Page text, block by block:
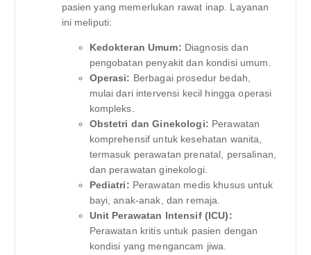
pasien yang memerlukan rawat inap. Layanan
ini meliputi:
Kedokteran Umum: Diagnosis dan
pengobatan penyakit dan kondisi umum.
Operasi: Berbagai prosedur bedah,
mulai dari intervensi kecil hingga operasi
kompleks.
Obstetri dan Ginekologi: Perawatan
komprehensif untuk kesehatan wanita,
termasuk perawatan prenatal, persalinan,
dan perawatan ginekologi.
Pediatri: Perawatan medis khusus untuk
bayi, anak-anak, dan remaja.
Unit Perawatan Intensif (ICU):
Perawatan kritis untuk pasien dengan
kondisi yang mengancam jiwa.